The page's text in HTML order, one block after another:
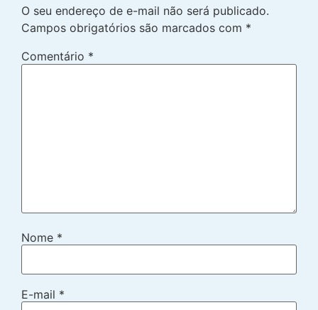
O seu endereço de e-mail não será publicado.
Campos obrigatórios são marcados com *
Comentário *
Nome *
E-mail *